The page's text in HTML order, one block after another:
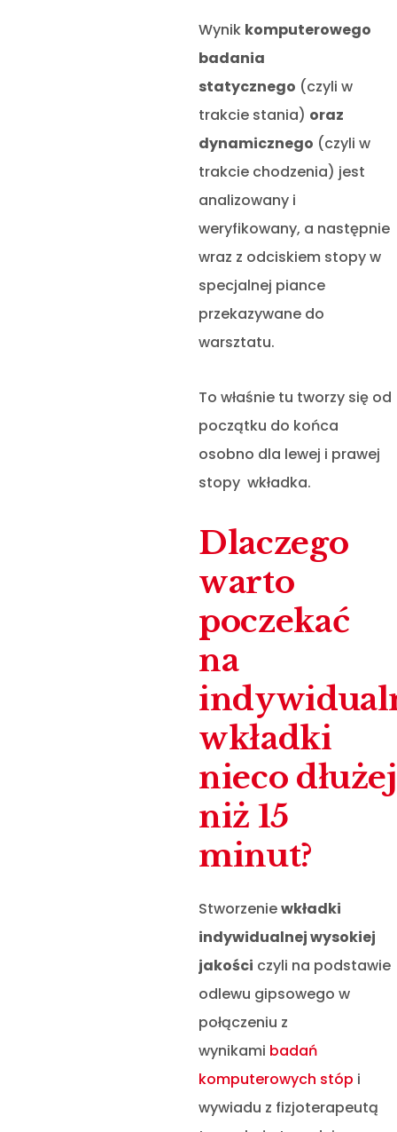
Wynik komputerowego
badania
statycznego (czyli w
trakcie stania) oraz
dynamicznego (czyli w
trakcie chodzenia) jest
analizowany i
weryfikowany, a następnie
wraz z odciskiem stopy w
specjalnej piance
przekazywane do
warsztatu.
To właśnie tu tworzy się od
początku do końca
osobno dla lewej i prawej
stopy wkładka.
Dlaczego
warto
poczekać
na
wkładki
nieco dłużej
niż 15
minut?
Stworzeniewkładki
indywidualnej wysokiej
jakości czyli na podstawie
odlewu gipsowego w
połączeniu z
wynikami badań
komputerowych stóp i
wywiadu z fizjoterapeutą